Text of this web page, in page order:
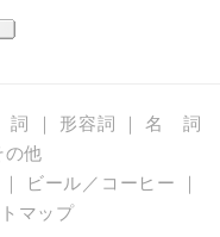
詞 ｜ 形容詞 ｜名 詞
の他
｜ ビール／コーヒー ｜
マップ